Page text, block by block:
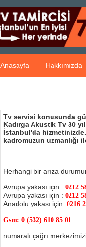
Anasayfa Hakkımızda
Tv servisi konusunda
Kadırga Akustik Tv 30
İstanbul'da
kadromuzun uzmanlığı
Herhangi bir arıza
Avrupa yakası için : 0212
Avrupa yakası için : 0212
Anadolu yakası için: 0216
Gsm: 0 (532) 610 85 01
numaralı çağrı